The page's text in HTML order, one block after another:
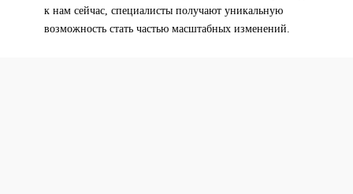
к нам сейчас, специалисты получают уникальную
возможность стать частью масштабных изменений.